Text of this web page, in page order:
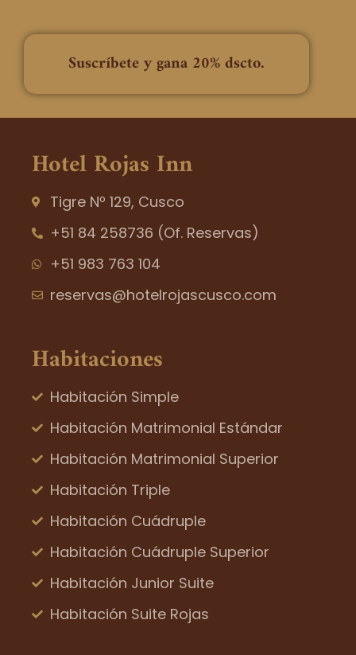
o
-
g
m
d
r
Suscríbete y gana 20% dscto.
Hotel Rojas Inn
Tigre Nº 129, Cusco
+51 84 258736 (Of. Reservas)
+51 983 763 104
reservas@hotelrojascusco.com
Habitaciones
Habitación Simple
Habitación Matrimonial Estándar
Habitación Matrimonial Superior
Habitación Triple
Habitación Cuádruple
Habitación Cuádruple Superior
Habitación Junior Suite
Habitación Suite Rojas